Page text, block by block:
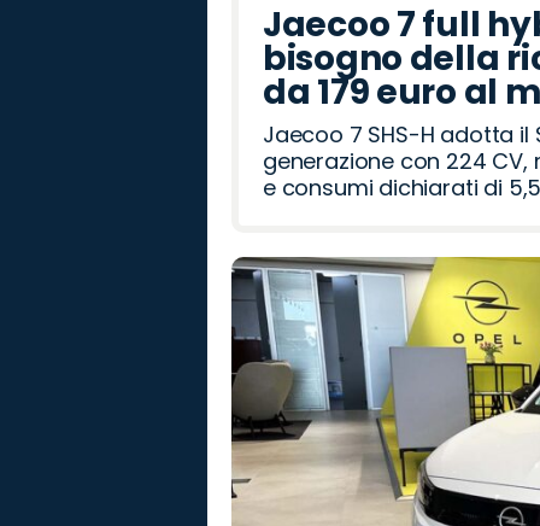
Jaecoo 7 full
bisogno della
da 179 euro al
Jaecoo 7 SHS-H adotta il
generazione con 224 CV,
e consumi dichiarati di